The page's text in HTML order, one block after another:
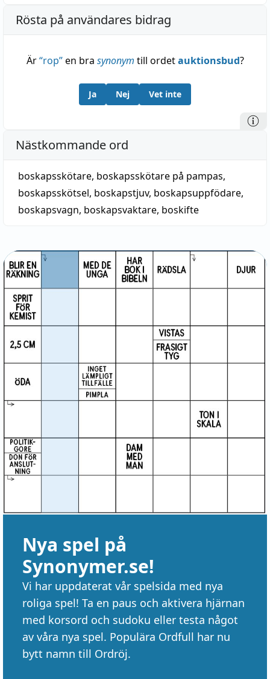
Rösta på användares bidrag
Är“rop”en bra synonym till ordetauktionsbud?
Ja Nej Vet inte
Nästkommande ord
boskapsskötare, boskapsskötare på pampas,
boskapsskötsel, boskapstjuv, boskapsuppfödare,
boskapsvagn, boskapsvaktare, boskifte
Nya spel på
Synonymer.se!
Vi har uppdaterat vår spelsida med nya
roliga spel! Ta en paus och aktivera hjärnan
med korsord och sudoku eller testa något
av våra nya spel. Populära Ordfull har nu
bytt namn till Ordröj.